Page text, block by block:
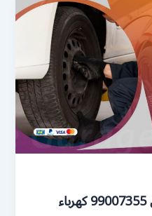
كراج النهضة | كراج متنقل 99007355 كهرباء